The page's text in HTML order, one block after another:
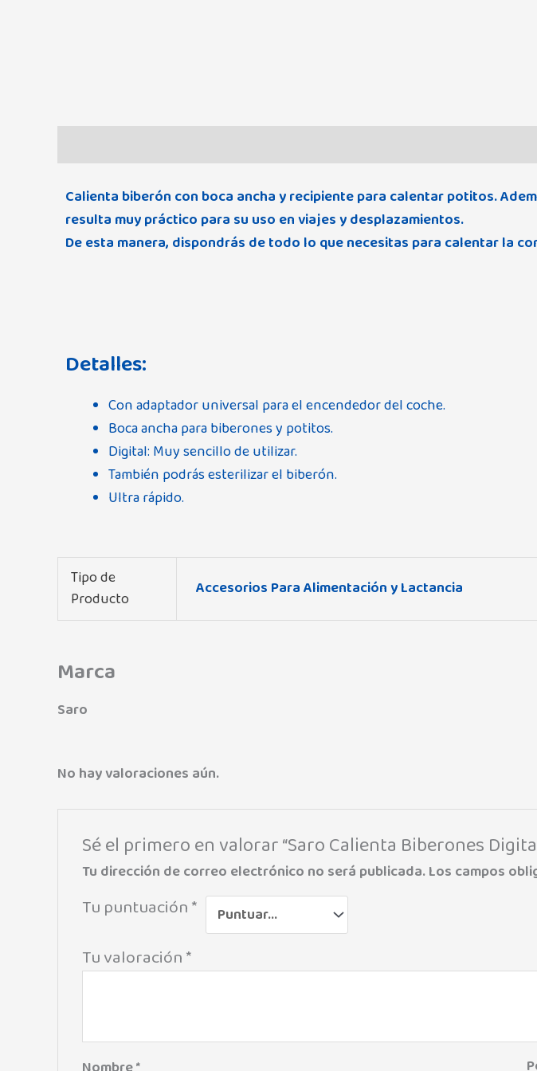
Calienta biberón con boca ancha y recipiente para calentar potitos.
resulta muy práctico para su uso en viajes y desplazamientos.
De esta manera, dispondrás de todo lo que necesitas para calentar la
Detalles:
Con adaptador universal para el encendedor del coche.
Boca ancha para biberones y potitos.
Digital: Muy sencillo de utilizar.
También podrás esterilizar el biberón.
Ultra rápido.
Tipo de
Producto
Accesorios Para Alimentación y Lactancia
Marca
Saro
No hay valoraciones aún.
Sé el primero en valorar “Saro Calienta Biberones
Tu dirección de correo electrónico no será publicada.Los campos
Tu puntuación*
Tu valoración*